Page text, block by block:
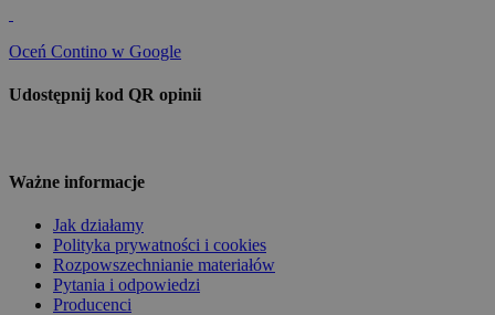
Oceń Contino w Google
Udostępnij kod QR opinii
Ważne informacje
Jak działamy
Polityka prywatności i cookies
Rozpowszechnianie materiałów
Pytania i odpowiedzi
Producenci